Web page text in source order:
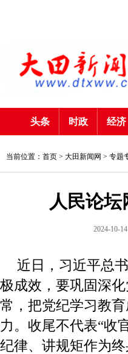
头条 时政 经济
当前位置：首页 > 大田新闻网 > 专题
人民论
2024-10-
近日，习近平总
极成效，要巩固深
常，把党纪学习教
力。收尾不代表“收
纪律、讲规矩作为